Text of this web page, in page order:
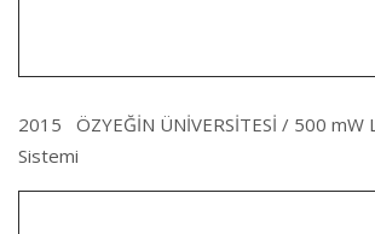
2015 ÖZYEĞİN ÜNİVERSİTESİ / 500 mW
Sistemi